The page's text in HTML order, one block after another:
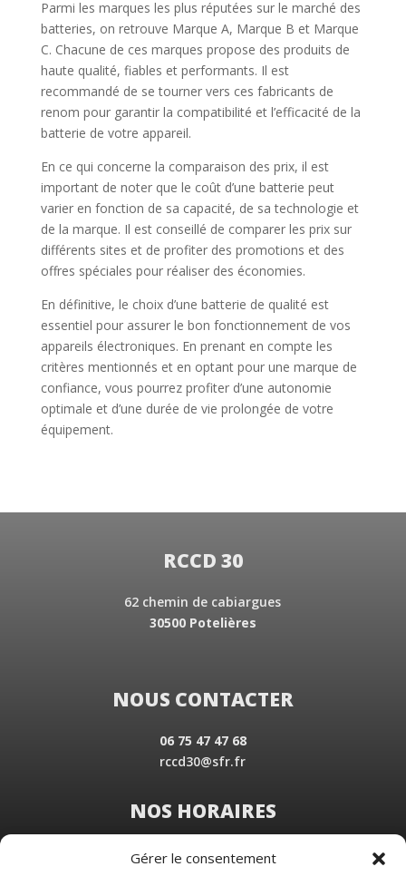
Gérer le consentement
Parmi les marques les plus réputées sur le marché des
batteries, on retrouve Marque A, Marque B et Marque
C. Chacune de ces marques propose des produits de
haute qualité, fiables et performants. Il est
recommandé de se tourner vers ces fabricants de
renom pour garantir la compatibilité et l’efficacité de la
batterie de votre appareil.
En ce qui concerne la comparaison des prix, il est
important de noter que le coût d’une batterie peut
varier en fonction de sa capacité, de sa technologie et
de la marque. Il est conseillé de comparer les prix sur
différents sites et de profiter des promotions et des
offres spéciales pour réaliser des économies.
En définitive, le choix d’une batterie de qualité est
essentiel pour assurer le bon fonctionnement de vos
appareils électroniques. En prenant en compte les
critères mentionnés et en optant pour une marque de
confiance, vous pourrez profiter d’une autonomie
optimale et d’une durée de vie prolongée de votre
équipement.
RCCD 30
62 chemin de cabiargues
30500 Potelières
NOUS CONTACTER
06 75 47 47 68
rccd30@sfr.fr
NOS HORAIRES
Du Lundi au Vendredi